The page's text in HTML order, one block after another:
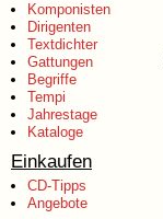
Komponisten
Dirigenten
Textdichter
Gattungen
Begriffe
Tempi
Jahrestage
Kataloge
Einkaufen
CD-Tipps
Angebote